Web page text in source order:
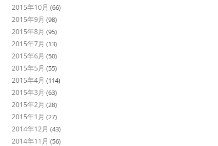
2015年10月 (66)
2015年9月 (98)
2015年8月 (95)
2015年7月 (13)
2015年6月 (50)
2015年5月 (55)
2015年4月 (114)
2015年3月 (63)
2015年2月 (28)
2015年1月 (27)
2014年12月 (43)
2014年11月 (56)